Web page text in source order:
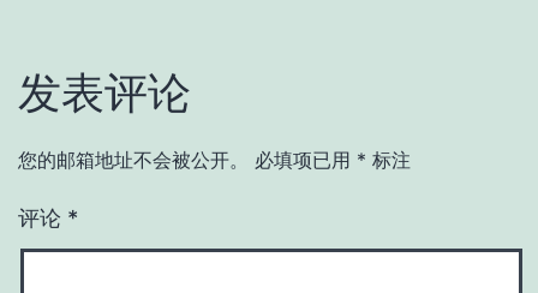
发表评论
您的邮箱地址不会被公开。 必填项已用 * 标注
评论 *